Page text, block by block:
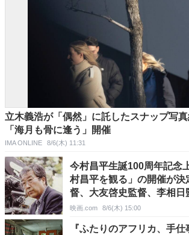
立木義浩が「偶然」に託したスナップ写真
「海月も骨に逢う」開催
IMA ONLINE 8/6(木) 11:31
今村昌平生誕100周年記念
村昌平を観る」の開催が
督、大友啓史監督、李相日
映画.com 8/6(木) 15:00
『ふたりのアフリカ、手